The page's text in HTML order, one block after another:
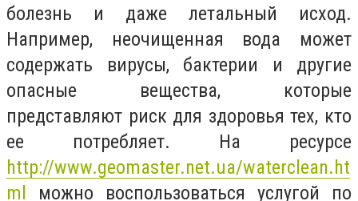
болезнь и даже летальный исход.
Например, неочищенная вода может
содержать вирусы, бактерии и другие
опасные вещества, которые
представляют риск для здоровья тех, кто
ее потребляет. На ресурсе
http://www.geomaster.net.ua/waterclean.ht
ml можно воспользоваться услугой по